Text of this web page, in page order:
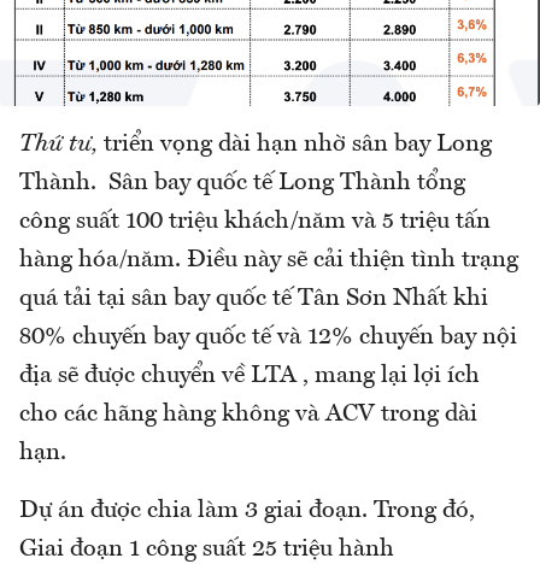
Thứ tư, triển vọng dài hạn nhờ sân bay Long
Thành. Sân bay quốc tế Long Thành tổng
công suất 100 triệu khách/năm và 5 triệu tấn
hàng hóa/năm. Điều này sẽ cải thiện tình trạng
quá tải tại sân bay quốc tế Tân Sơn Nhất khi
80% chuyến bay quốc tế và 12% chuyến bay nội
địa sẽ được chuyển về LTA , mang lại lợi ích
cho các hãng hàng không và ACV trong dài
hạn.
Dự án được chia làm 3 giai đoạn. Trong đó,
Giai đoạn 1 công suất 25 triệu hành